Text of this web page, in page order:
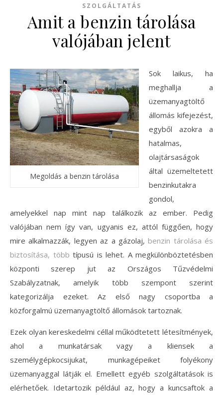
SZOLGÁLTATÁS
Amit a benzin tárolása
valójában jelent
Megoldás a benzin tárolása
Sok laikus, ha
meghallja a
üzemanyagtöltő
állomás kifejezést,
egyből azokra a
hatalmas,
olajtársaságok
által üzemeltetett
benzinkutakra
gondol,
amelyekkel nap mint nap találkozik az ember. Pedig
valójában nem így van, ugyanis ez, attól függően, hogy
mire alkalmazzák, legyen az a gázolaj, benzin tárolása és
biztosítása, több típusú is lehet. A megkülönböztetésben
központi szerep jut az Országos Tűzvédelmi
Szabályzatnak, amelyik több szempont szerint
kategorizálja ezeket. Az első nagy csoportba a
közforgalmú üzemanyagtöltő állomások tartoznak.
Ezek olyan kereskedelmi céllal működtetett létesítmények,
ahol a munkatársak vagy a kliensek a
személygépkocsijukat, munkagépeiket folyékony
üzemanyaggal látják el. Emellett egyéb szolgáltatások is
elérhetőek. Idetartozik például az, hogy a kuncsaftok a